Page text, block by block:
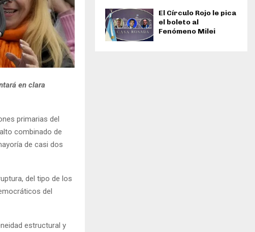
en clara
primarias del
combinado de
de casi dos
del tipo de los
del
estructural y
El Círculo Rojo le pica
el boleto al
Fenómeno Milei